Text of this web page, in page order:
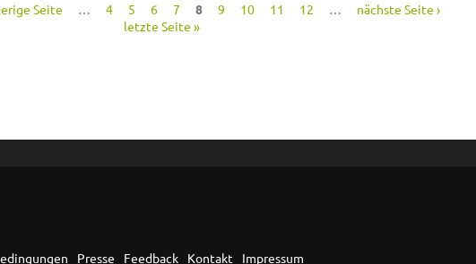
Seite … 4 5 6 7 8 9 10 11 12 …
nächste Seite ›
letzte Seite »
Presse Feedback Kontakt Impressum